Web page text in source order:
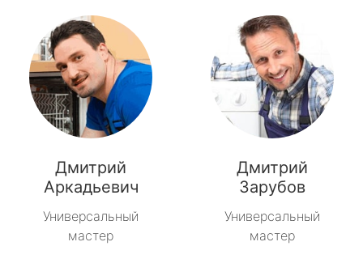
Дмитрий
Аркадьевич
Универсальный
мастер
Дмитрий
Зарубов
Универсальный
мастер